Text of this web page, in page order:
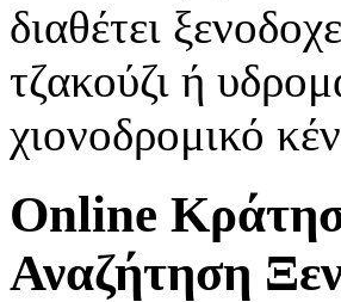
διαθέτει
τζακούζι ή
χιονοδρομικό
Online
Αναζήτηση